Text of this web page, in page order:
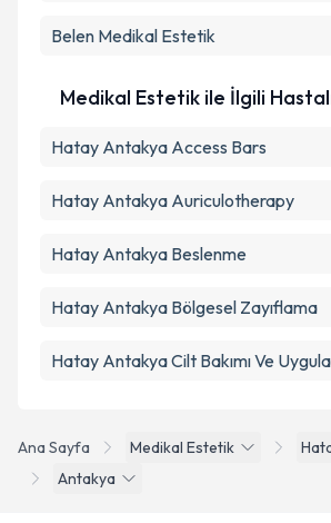
Ana Sayfa Medikal Estetik
Antakya
Belen Medikal Estetik
Medikal Estetik ile İlgili
Hatay Antakya Access Bars
Hatay Antakya Auriculotherapy
Hatay Antakya Beslenme
Hatay Antakya Bölgesel Zayıflama
Hatay Antakya Cilt Bakımı Ve